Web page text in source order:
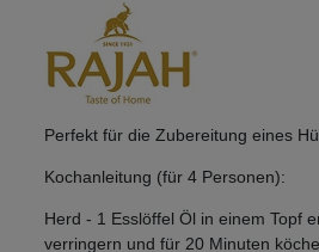
Perfekt für die Zubereitung eines
Kochanleitung (für 4 Personen):
Herd - 1 Esslöffel Öl in einem Topf
verringern und für 20 Minuten